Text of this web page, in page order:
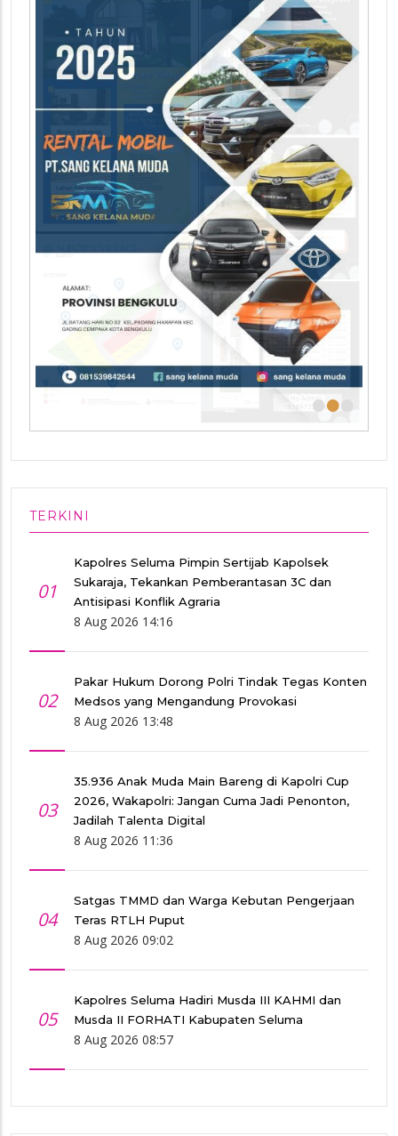
•••
TERKINI
01
Kapolres Seluma Pimpin Sertijab Kapolsek
Sukaraja, Tekankan Pemberantasan 3C dan
Antisipasi Konflik Agraria
8 Aug 2026 14:16
02
Pakar Hukum Dorong Polri Tindak Tegas Konten
Medsos yang Mengandung Provokasi
8 Aug 2026 13:48
03
35.936 Anak Muda Main Bareng di Kapolri Cup
2026, Wakapolri: Jangan Cuma Jadi Penonton,
Jadilah Talenta Digital
8 Aug 2026 11:36
04
Satgas TMMD dan Warga Kebutan Pengerjaan
Teras RTLH Puput
8 Aug 2026 09:02
05
Kapolres Seluma Hadiri Musda III KAHMI dan
Musda II FORHATI Kabupaten Seluma
8 Aug 2026 08:57